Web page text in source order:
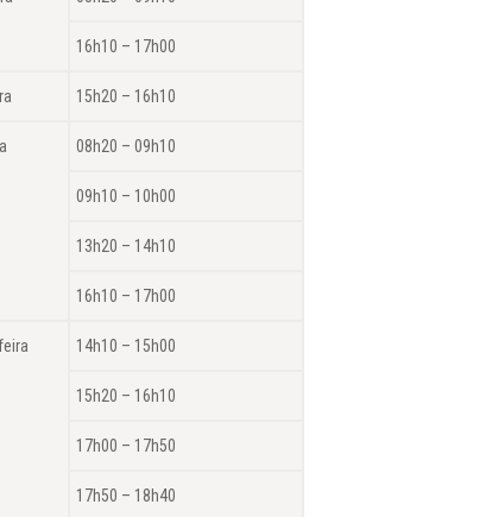
16h10 – 17h00
15h20 – 16h10
08h20 – 09h10
09h10 – 10h00
13h20 – 14h10
16h10 – 17h00
14h10 – 15h00
15h20 – 16h10
17h00 – 17h50
17h50 – 18h40